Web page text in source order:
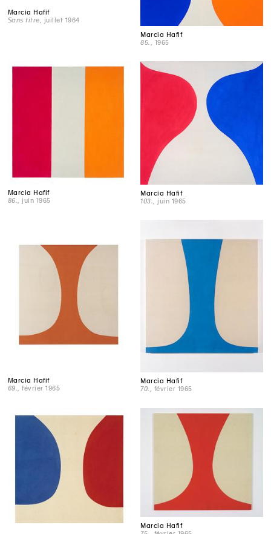
Marcia Hafif
Sans titre , juillet 1964
Marcia Hafif
85.
, 1965
Marcia Hafif
86.
, juin 1965
Marcia Hafif
103.
, juin 1965
Marcia Hafif
69.
, février 1965
Marcia Hafif
70.
, février 1965
Marcia Hafif